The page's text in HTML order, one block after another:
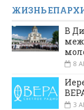
ЖИЗНЬ
В
8
3